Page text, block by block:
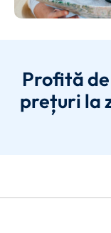
Profită
prețuri la